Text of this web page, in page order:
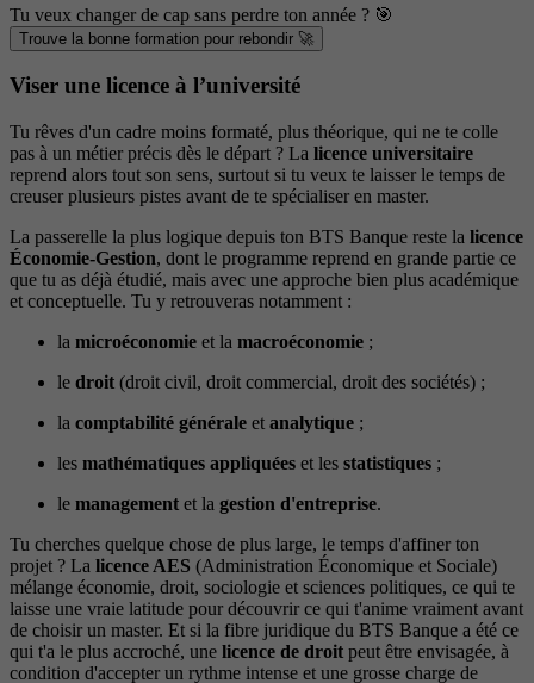
Tu veux changer de cap sans perdre ton année ? 🎯
Trouve la bonne formation pour rebondir 🚀
Viser une licence à l’université
Tu rêves d'un cadre moins formaté, plus théorique, qui ne te colle
pas à un métier précis dès le départ ? La licence universitaire
reprend alors tout son sens, surtout si tu veux te laisser le temps de
creuser plusieurs pistes avant de te spécialiser en master.
La passerelle la plus logique depuis ton BTS Banque reste la licence
Économie-Gestion, dont le programme reprend en grande partie ce
que tu as déjà étudié, mais avec une approche bien plus académique
et conceptuelle. Tu y retrouveras notamment :
la microéconomie et la macroéconomie ;
le droit (droit civil, droit commercial, droit des sociétés) ;
la comptabilité générale et analytique ;
les mathématiques appliquées et les statistiques ;
le management et la gestion d'entreprise.
Tu cherches quelque chose de plus large, le temps d'affiner ton
projet ? La licence AES (Administration Économique et Sociale)
mélange économie, droit, sociologie et sciences politiques, ce qui te
laisse une vraie latitude pour découvrir ce qui t'anime vraiment avant
de choisir un master. Et si la fibre juridique du BTS Banque a été ce
qui t'a le plus accroché, une licence de droit peut être envisagée, à
condition d'accepter un rythme intense et une grosse charge de